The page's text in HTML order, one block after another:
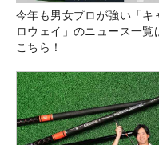
今年も男女プロが強い「キ
ロウェイ」のニュース一覧
こちら！